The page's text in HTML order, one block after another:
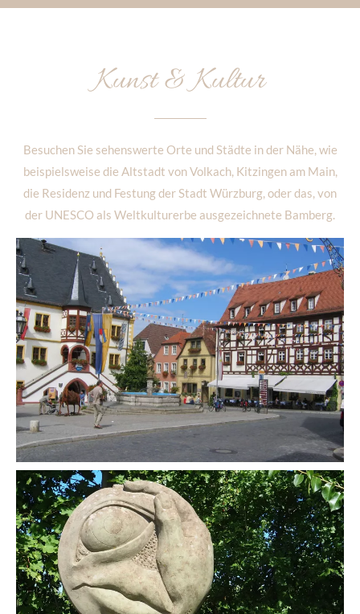
Kunst & Kultur
Besuchen Sie sehenswerte Orte und Städte in der Nähe, wie
beispielsweise die Altstadt von Volkach, Kitzingen am Main,
die Residenz und Festung der Stadt Würzburg, oder das, von
der UNESCO als Weltkulturerbe ausgezeichnete Bamberg.
Besuchen Sie Volkach an der Mainschleife!
Begehen Sie den Wiesenbronner Weinkunstweg!